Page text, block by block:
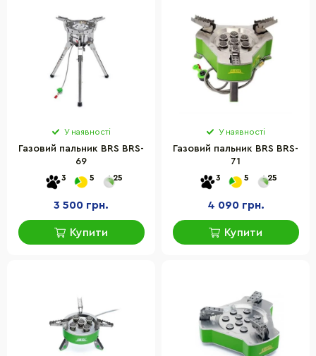
У наявності
Газовий пальник BRS BRS-
69
3 5 25
3 500 грн.
Купити
У наявності
Газовий пальник BRS BRS-
71
3 5 25
4 090 грн.
Купити